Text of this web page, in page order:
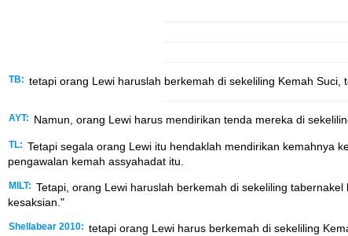
TB: tetapi orang Lewi haruslah berkemah di sekeliling Kemah
AYT: Namun, orang Lewi harus mendirikan tenda mereka di
TL: Tetapi segala orang Lewi itu hendaklah mendirikan kemahnya
pengawalan kemah assyahadat itu.
MILT: Tetapi, orang Lewi haruslah berkemah di sekeliling
kesaksian."
Shellabear 2010: tetapi orang Lewi harus berkemah di sekeliling